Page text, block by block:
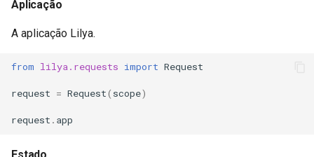
Aplicação
A aplicação Lilya.
from lilya.requests import Request
request = Request( scope)
request . app